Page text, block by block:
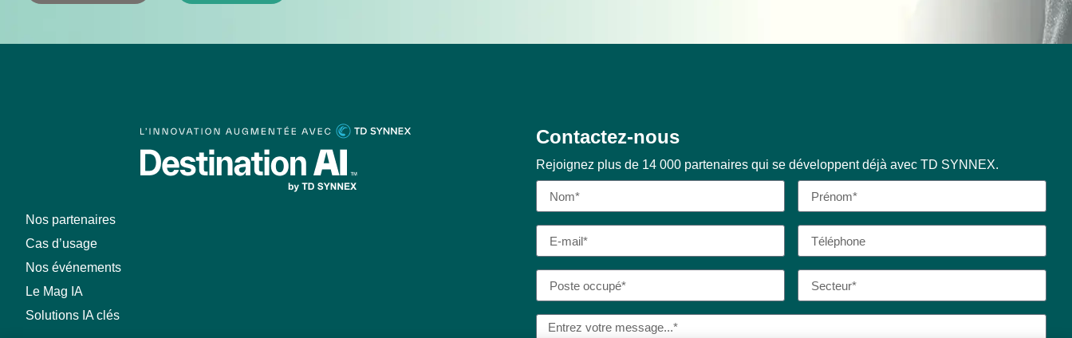
Nos partenaires
Cas d’usage
Nos événements
Le Mag IA
Solutions IA clés
Contactez-nous
Rejoignez plus de 14 000 partenaires qui se développent déjà avec TD SYNNEX.